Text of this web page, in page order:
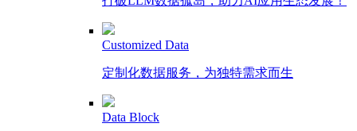
Customized Data
定制化数据服务，为独特需求而生
Data Block